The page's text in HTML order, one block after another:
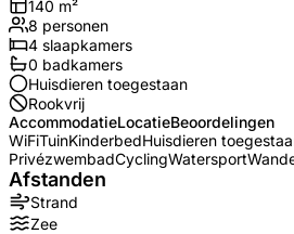
140 m²
8 personen
4 slaapkamers
0 badkamers
Huisdieren toegestaan
Rookvrij
AccommodatieLocatieBeoordelingen
WiFiTuinKinderbedHuisdieren
PrivézwembadCyclingWatersport
Afstanden
Strand
Zee